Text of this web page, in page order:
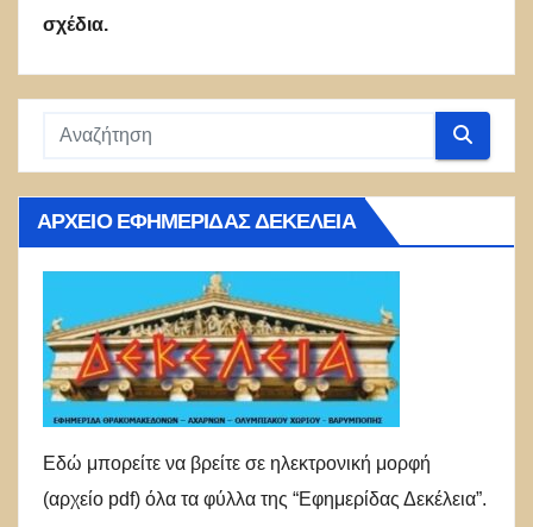
σχέδια.
ΑΡΧΕΊΟ ΕΦΗΜΕΡΊΔΑΣ ΔΕΚΈΛΕΙΑ
Εδώ μπορείτε να βρείτε σε ηλεκτρονική μορφή
(αρχείο pdf) όλα τα φύλλα της “Εφημερίδας Δεκέλεια”.